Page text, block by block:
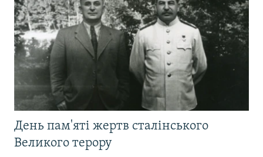
День пам'яті жертв сталінського
Великого терору